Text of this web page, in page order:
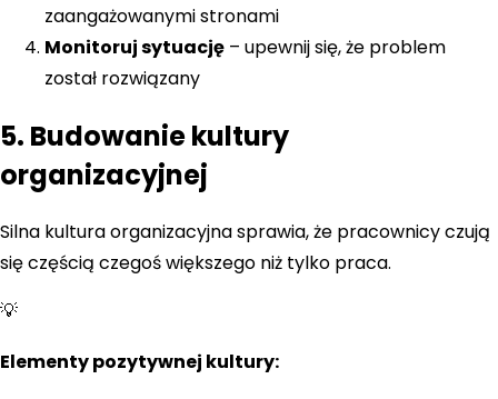
zaangażowanymi stronami
Monitoruj sytuację – upewnij się, że problem
został rozwiązany
5. Budowanie kultury
organizacyjnej
Silna kultura organizacyjna sprawia, że pracownicy czują
się częścią czegoś większego niż tylko praca.
💡
Elementy pozytywnej kultury: